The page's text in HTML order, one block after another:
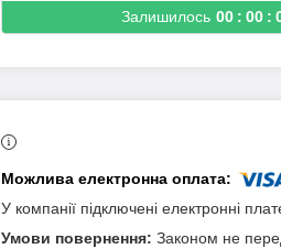
Залишилось 00 00
У компанії підключені електронні
Законом не